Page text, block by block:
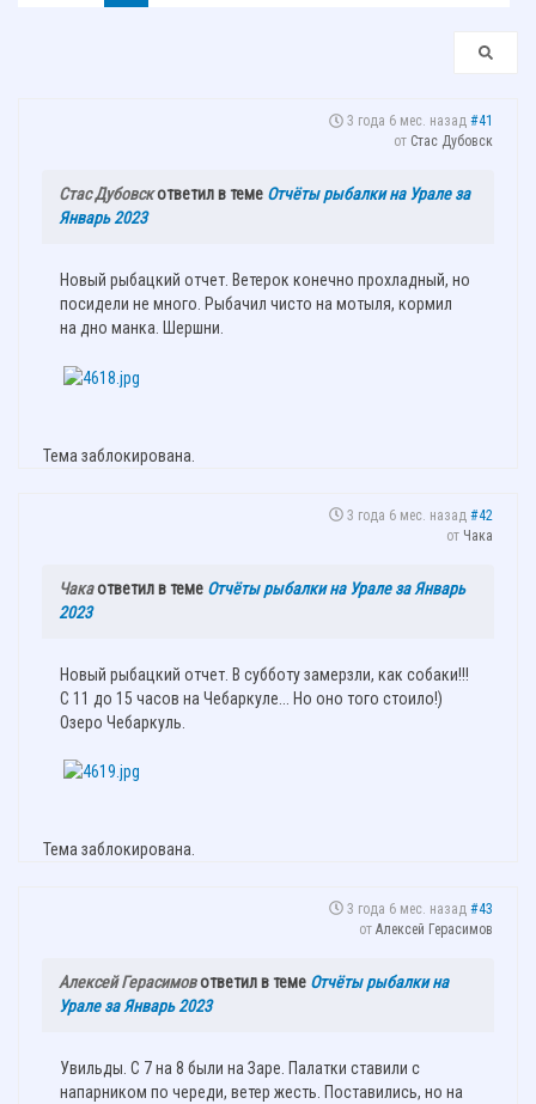
3 года 6 мес. назад #41
от Стас Дубовск
Стас Дубовскответил в теме Отчёты рыбалки на Урале за
Январь 2023
Новый рыбацкий отчет. Ветерок конечно прохладный, но
посидели не много. Рыбачил чисто на мотыля, кормил
на дно манка. Шершни.
Тема заблокирована.
3 года 6 мес. назад #42
от Чака
Чакаответил в теме Отчёты рыбалки на Урале за Январь
2023
Новый рыбацкий отчет. В субботу замерзли, как собаки!!!
С 11 до 15 часов на Чебаркуле... Но оно того стоило!)
Озеро Чебаркуль.
Тема заблокирована.
3 года 6 мес. назад #43
от Алексей Герасимов
Алексей Герасимовответил в теме Отчёты рыбалки на
Урале за Январь 2023
Увильды. С 7 на 8 были на Заре. Палатки ставили с
напарником по череди, ветер жесть. Поставились, но на